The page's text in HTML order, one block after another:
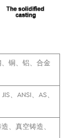
铜、铝、合金
、ANSI、AS、
、真空铸造、